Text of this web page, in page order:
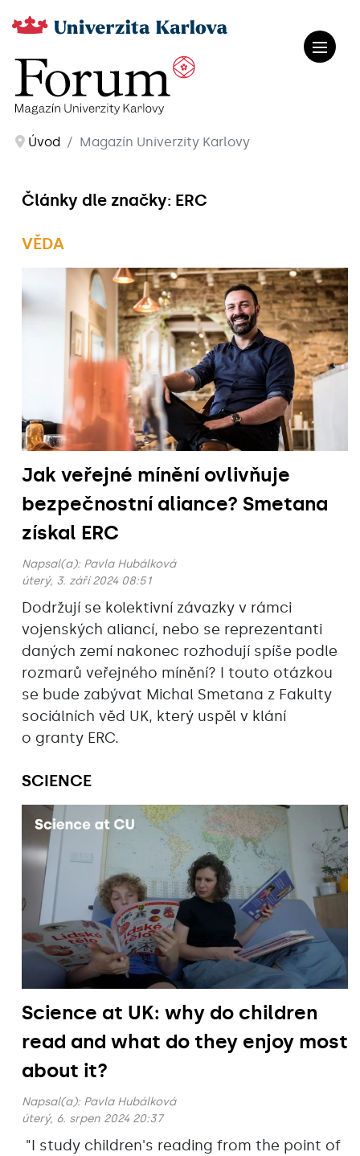
Úvod Magazín Univerzity Karlovy
Články dle značky: ERC
VĚDA
Jak veřejné mínění ovlivňuje
bezpečnostní aliance? Smetana
získal ERC
Napsal(a): Pavla Hubálková
úterý, 3. září 2024 08:51
Dodržují se kolektivní závazky v rámci
vojenských aliancí, nebo se reprezentanti
daných zemí nakonec rozhodují spíše podle
rozmarů veřejného mínění? I touto otázkou
se bude zabývat Michal Smetana z Fakulty
sociálních věd UK, který uspěl v klání
o granty ERC.
SCIENCE
Science at UK: why do children
read and what do they enjoy most
about it?
Napsal(a): Pavla Hubálková
úterý, 6. srpen 2024 20:37
"I study children's reading from the point of